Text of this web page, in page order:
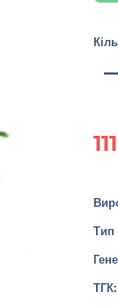
Тип
ТГК: